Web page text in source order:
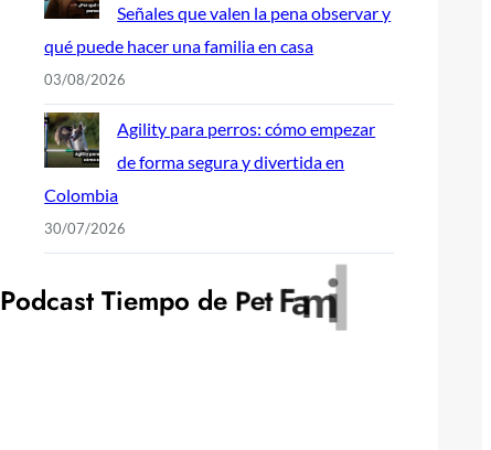
Señales que valen la pena observar y
qué puede hacer una familia en casa
03/08/2026
Agility para perros: cómo empezar
de forma segura y divertida en
Colombia
30/07/2026
Podcast Tiempo de Pet Fami